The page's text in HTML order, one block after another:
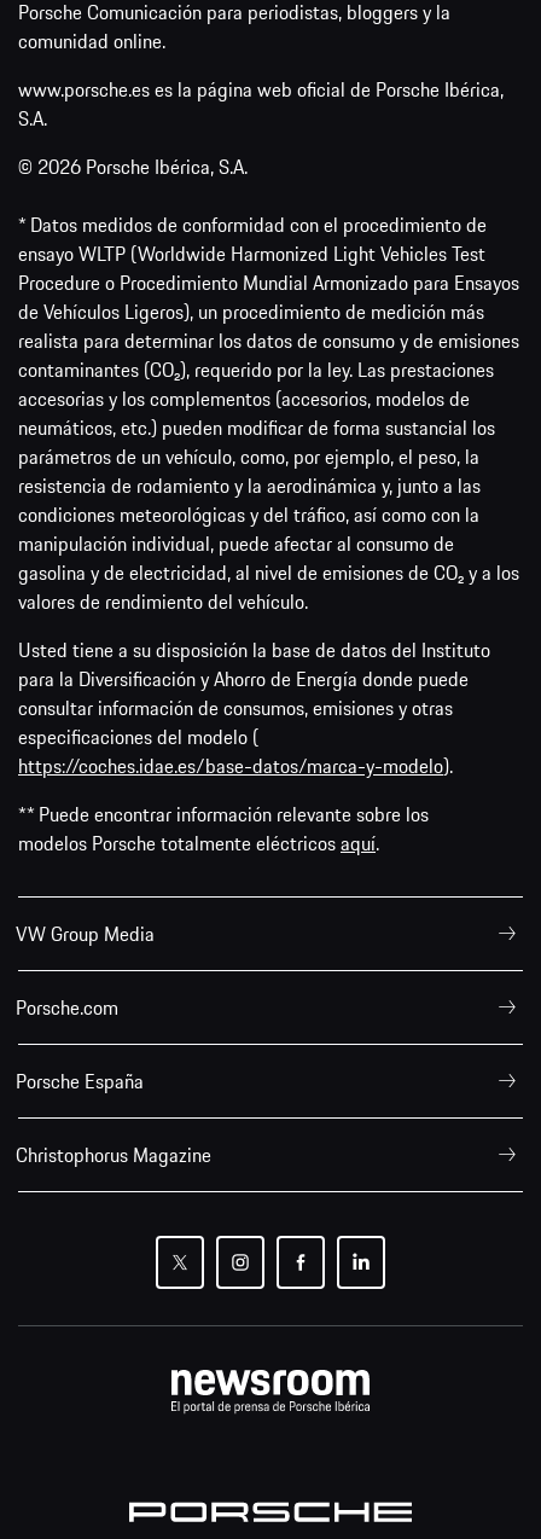
Porsche Comunicación para periodistas, bloggers y la
comunidad online.
www.porsche.es es la página web oficial de Porsche Ibérica,
S.A.
© 2026 Porsche Ibérica, S.A.
* Datos medidos de conformidad con el procedimiento de
ensayo WLTP (Worldwide Harmonized Light Vehicles Test
Procedure o Procedimiento Mundial Armonizado para Ensayos
de Vehículos Ligeros), un procedimiento de medición más
realista para determinar los datos de consumo y de emisiones
contaminantes (CO₂), requerido por la ley. Las prestaciones
accesorias y los complementos (accesorios, modelos de
neumáticos, etc.) pueden modificar de forma sustancial los
parámetros de un vehículo, como, por ejemplo, el peso, la
resistencia de rodamiento y la aerodinámica y, junto a las
condiciones meteorológicas y del tráfico, así como con la
manipulación individual, puede afectar al consumo de
gasolina y de electricidad, al nivel de emisiones de CO₂ y a los
valores de rendimiento del vehículo.
Usted tiene a su disposición la base de datos del Instituto
para la Diversificación y Ahorro de Energía donde puede
consultar información de consumos, emisiones y otras
especificaciones del modelo (
https://coches.idae.es/base-datos/marca-y-modelo).
** Puede encontrar información relevante sobre los
modelos Porsche totalmente eléctricosaquí.
VW Group Media
Porsche.com
Porsche España
Christophorus Magazine